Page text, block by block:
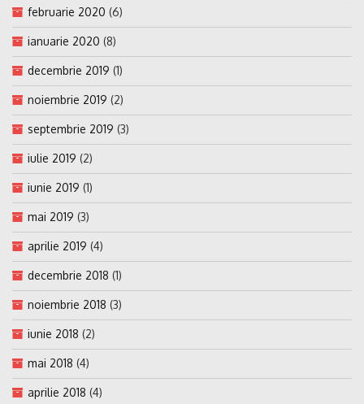
februarie 2020 (6)
ianuarie 2020 (8)
decembrie 2019 (1)
noiembrie 2019 (2)
septembrie 2019 (3)
iulie 2019 (2)
iunie 2019 (1)
mai 2019 (3)
aprilie 2019 (4)
decembrie 2018 (1)
noiembrie 2018 (3)
iunie 2018 (2)
mai 2018 (4)
aprilie 2018 (4)